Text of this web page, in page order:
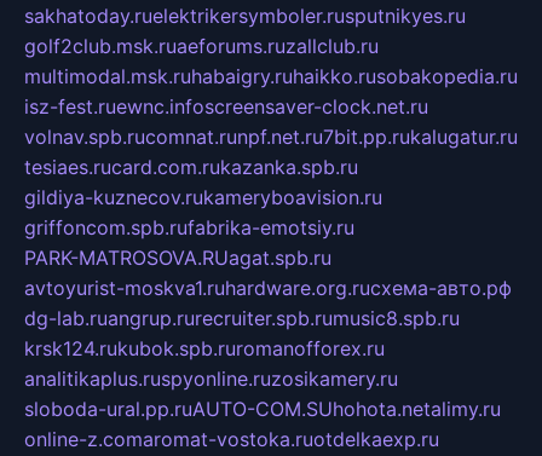
sakhatoday.ruelektrikersymboler.rusputnikyes.ru
golf2club.msk.ruaeforums.ruzallclub.ru
multimodal.msk.ruhabaigry.ruhaikko.rusobakopedia.ru
isz-fest.ruewnc.infoscreensaver-clock.net.ru
volnav.spb.rucomnat.runpf.net.ru7bit.pp.rukalugatur.ru
tesiaes.rucard.com.rukazanka.spb.ru
gildiya-kuznecov.rukameryboavision.ru
griffoncom.spb.rufabrika-emotsiy.ru
PARK-MATROSOVA.RUagat.spb.ru
avtoyurist-moskva1.ruhardware.org.ruсхема-авто.рф
dg-lab.ruangrup.rurecruiter.spb.rumusic8.spb.ru
krsk124.rukubok.spb.ruromanofforex.ru
analitikaplus.ruspyonline.ruzosikamery.ru
sloboda-ural.pp.ruAUTO-COM.SUhohota.netalimy.ru
online-z.comaromat-vostoka.ruotdelkaexp.ru